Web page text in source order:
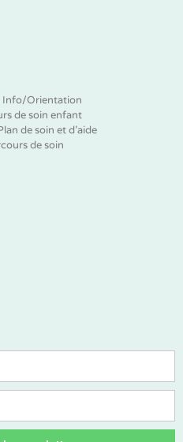
Info/Orientation
de soin enfant
de soin et d’aide
de soin